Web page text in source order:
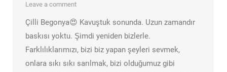
Leave a comment
Çilli Begonya😍 Kavuştuk sonunda. Uzun zamandır
baskısı yoktu. Şimdi yeniden bizlerle.
Farklılıklarımızı, bizi biz yapan şeyleri sevmek,
onlara sıkı sıkı sarılmak, bizi olduğumuz gibi